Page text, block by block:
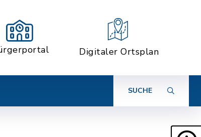
Digitaler Ortsplan
SUCHE